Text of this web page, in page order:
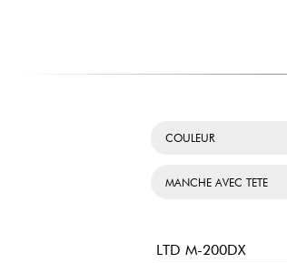
COULEUR
MANCHE AVEC TETE
LTD M-200DX